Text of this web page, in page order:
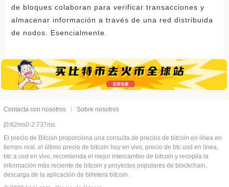
de bloques colaboran para verificar transacciones y
almacenar información a través de una red distribuida
de nodos. Esencialmente.
Contacta con nosotros Sobre nosotros
[0:62ms0-2:737ms
El precio de Bitcoin proporciona una consulta de precios de bitcoin en línea en
tiempo real, el último precio de bitcoin hoy en vivo, precio de btc usd en línea,
btc a usd en vivo, recomienda el mejor intercambio de bitcoin y recopila la
información más reciente de bitcoin y proyectos populares de blockchain,
descarga de la aplicación de billetera bitcoin .